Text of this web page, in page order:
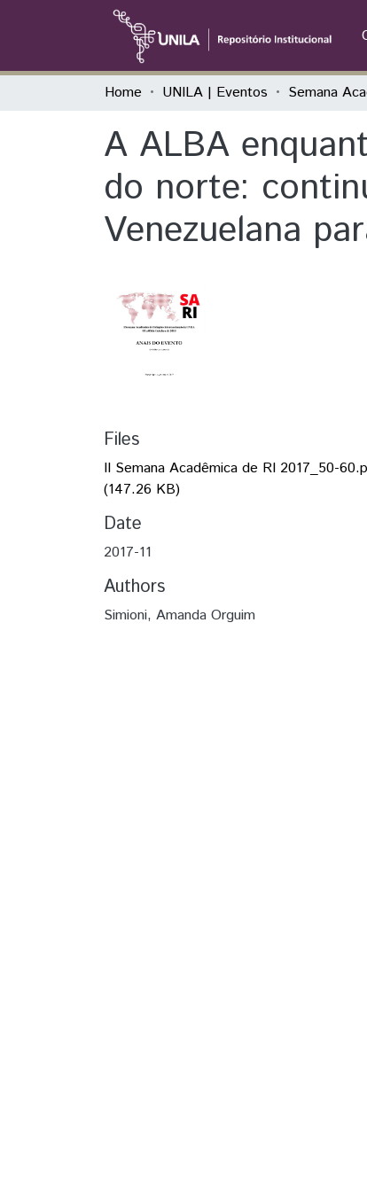
Home UNILA | Eventos
A ALBA
do norte:
Venezuelana
Files
II Semana Acadêmica de RI 2017_50-
(147.26 KB)
Date
2017-11
Authors
Simioni, Amanda Orguim